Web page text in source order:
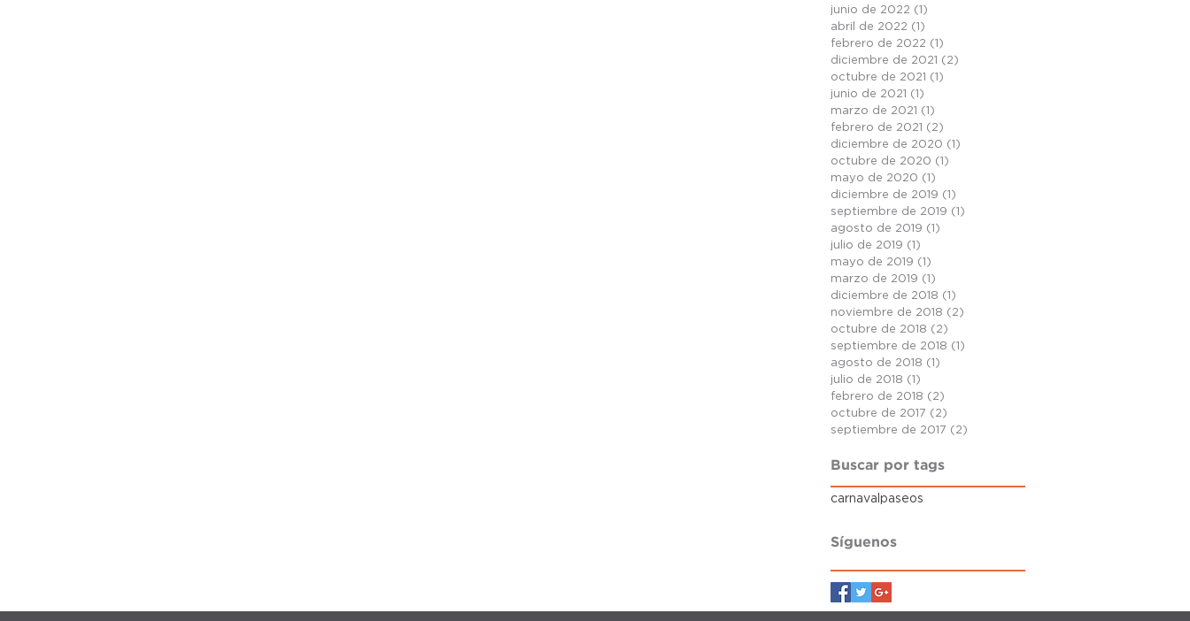
junio de 2022 (1)
abril de 2022 (1)
febrero de 2022 (1)
diciembre de 2021 (2)
octubre de 2021 (1)
junio de 2021 (1)
marzo de 2021 (1)
febrero de 2021 (2)
diciembre de 2020 (1)
octubre de 2020 (1)
mayo de 2020 (1)
diciembre de 2019 (1)
septiembre de 2019 (1)
agosto de 2019 (1)
julio de 2019 (1)
mayo de 2019 (1)
marzo de 2019 (1)
diciembre de 2018 (1)
noviembre de 2018 (2)
octubre de 2018 (2)
septiembre de 2018 (1)
agosto de 2018 (1)
julio de 2018 (1)
febrero de 2018 (2)
octubre de 2017 (2)
septiembre de 2017 (2)
Buscar por tags
carnaval paseos
Síguenos